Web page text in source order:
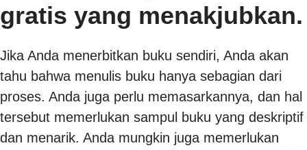
gratis yang menakjubkan.
Jika Anda menerbitkan buku sendiri, Anda akan
tahu bahwa menulis buku hanya sebagian dari
proses. Anda juga perlu memasarkannya, dan hal
tersebut memerlukan sampul buku yang deskriptif
dan menarik. Anda mungkin juga memerlukan